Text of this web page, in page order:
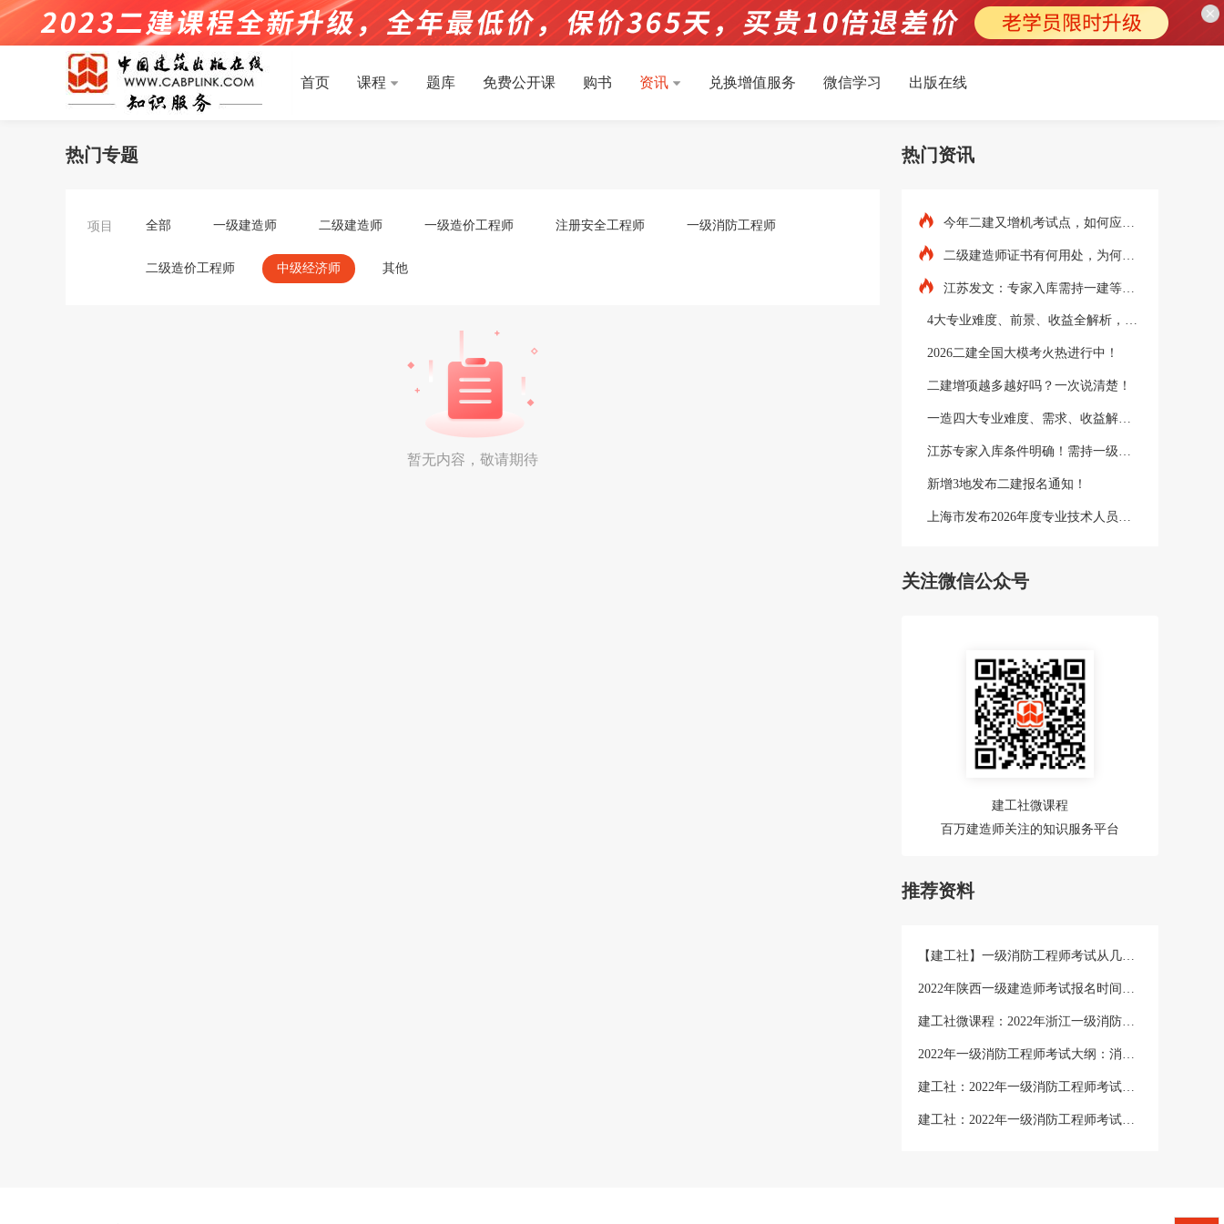
首页 课程 题库 免费公开课 购书 资讯 兑换增值服务 微信学习 出版在线
热门专题
项目 全部 一级建造师 二级建造师 一级造价工程师 注册安全工程师 一级消防工程师
二级造价工程师 中级经济师 其他
暂无内容，敬请期待
热门资讯
今年二建又增机考试点，如何应对？
二级建造师证书有何用处，为何要考？
江苏发文：专家入库需持一建等资格证书！
4大专业难度、前景、收益全解析，增项这样组合最值钱！
2026二建全国大模考火热进行中！
二建增项越多越好吗？一次说清楚！
一造四大专业难度、需求、收益解析！
江苏专家入库条件明确！需持一级建造师等证书！
新增3地发布二建报名通知！
上海市发布2026年度专业技术人员职业资格考试工作计划
关注微信公众号
建工社微课程
百万建造师关注的知识服务平台
推荐资料
【建工社】一级消防工程师考试从几点考到几点?
2022年陕西一级建造师考试报名时间：9月19日-26日
建工社微课程：2022年浙江一级消防工程师考试考生防疫须知
2022年一级消防工程师考试大纲：消防安全技术综合能力
建工社：2022年一级消防工程师考试大纲：消防安全案例分析
建工社：2022年一级消防工程师考试教材《消防安全案例分析》